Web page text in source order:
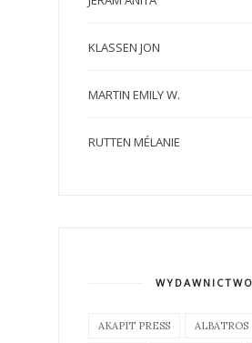
KLASSEN JON
MARTIN EMILY W.
RUTTEN MÉLANIE
WYDAWNICTWO
AKAPIT PRESS ALBATROS